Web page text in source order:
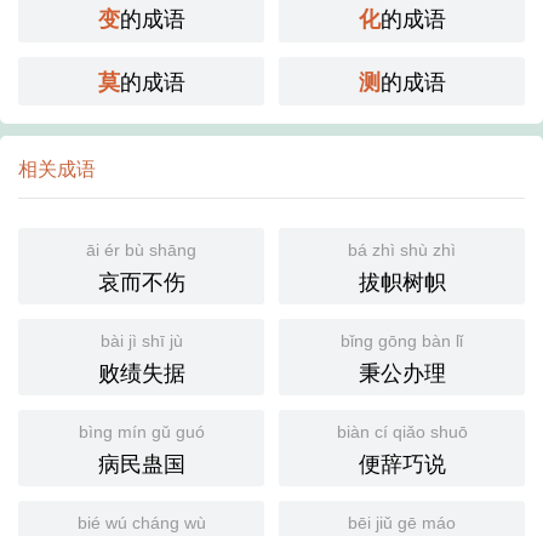
变的成语 化的成语
莫的成语 测的成语
相关成语
āi ér bù shāng
哀而不伤
bá zhì shù zhì
拔帜树帜
bài jì shī jù
败绩失据
bǐng gōng bàn lǐ
秉公办理
bìng mín gǔ guó
病民蛊国
biàn cí qiǎo shuō
便辞巧说
bié wú cháng wù bēi jiǔ gē máo